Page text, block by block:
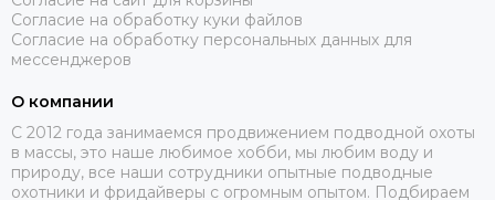
Согласие на обработку куки файлов
Согласие на обработку персональных данных для
мессенджеров
О компании
C 2012 года занимаемся продвижением подводной охоты
в массы, это наше любимое хобби, мы любим воду и
природу, все наши сотрудники опытные подводные
охотники и фридайверы с огромным опытом. Подбираем